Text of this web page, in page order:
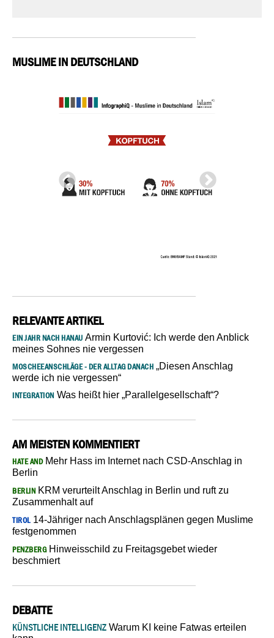
MUSLIME IN DEUTSCHLAND
RELEVANTE ARTIKEL
EIN JAHR NACH HANAU Armin Kurtović: Ich werde den Anblick
meines Sohnes nie vergessen
MOSCHEEANSCHLÄGE - DER ALLTAG DANACH „Diesen Anschlag
werde ich nie vergessen“
INTEGRATION Was heißt hier „Parallelgesellschaft“?
AM MEISTEN KOMMENTIERT
HATE ANDMehr Hass im Internet nach CSD-Anschlag in
Berlin
BERLIN KRM verurteilt Anschlag in Berlin und ruft zu
Zusammenhalt auf
TIROL14-Jähriger nach Anschlagsplänen gegen Muslime
festgenommen
PENZBERGHinweisschild zu Freitagsgebet wieder
beschmiert
DEBATTE
KÜNSTLICHE INTELLIGENZ Warum KI keine Fatwas erteilen